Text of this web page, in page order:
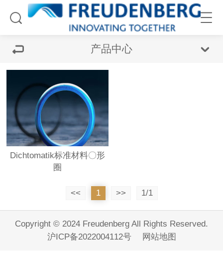
产品中心
Dichtomatik标准材料〇形
圈
<< 1 >> 1/1
Copyright © 2024 Freudenberg All Rights Reserved.
沪ICP备2022004112号
网站地图